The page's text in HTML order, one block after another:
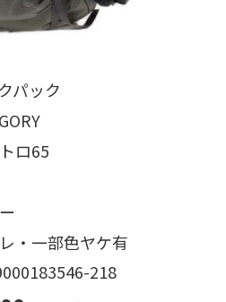
パック
ロ65
一部色ヤケ有
218